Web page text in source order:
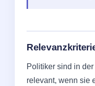
Politiker sind in
relevant, wenn sie